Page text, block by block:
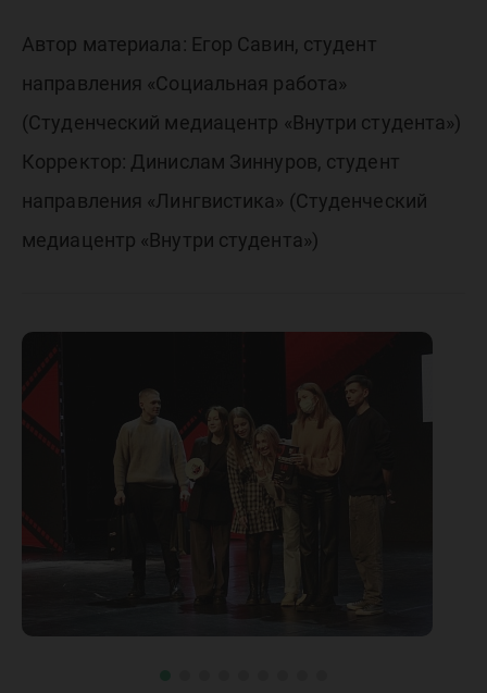
Автор материала: Егор Савин, студент
направления «Социальная работа»
(Студенческий медиацентр «Внутри студента»)
Корректор: Динислам Зиннуров, студент
направления «Лингвистика» (Студенческий
медиацентр «Внутри студента»)